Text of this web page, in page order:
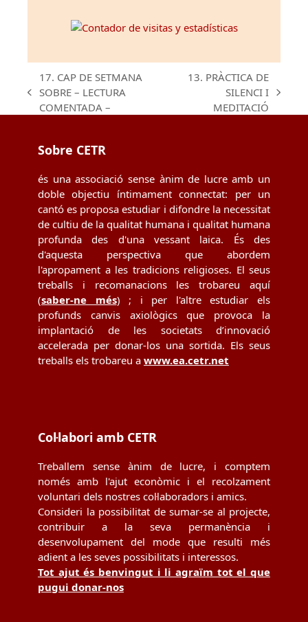
previous
post:
17. CAP DE SETMANA
SOBRE – LECTURA
COMENTADA –
post:
13. PRÀCTICA DE
SILENCI I
MEDITACIÓ
Sobre CETR
és una associació sense ànim de lucre amb un
doble objectiu íntimament connectat: per un
cantó es proposa estudiar i difondre la necessitat
de cultiu de la qualitat humana i qualitat humana
profunda des d'una vessant laica. És des
d'aquesta perspectiva que abordem
l'apropament a les tradicions religioses. El seus
treballs i recomanacions les trobareu aquí
(saber-ne més) ; i per l'altre estudiar els
profunds canvis axiològics que provoca la
implantació de les societats d’innovació
accelerada per donar-los una sortida. Els seus
treballs els trobareu a www.ea.cetr.net
Col·labori amb CETR
Treballem sense ànim de lucre, i comptem
només amb l'ajut econòmic i el recolzament
voluntari dels nostres col·laboradors i amics.
Consideri la possibilitat de sumar-se al projecte,
contribuir a la seva permanència i
desenvolupament del mode que resulti més
adient a les seves possibilitats i interessos.
Tot ajut és benvingut i li agraïm tot el que
pugui donar-nos